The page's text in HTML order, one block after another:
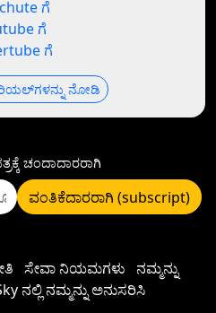
ಗೆ
ಗೆ
ಗೆ
ನೋಡಿ
ಚಂದಾದಾರರಾಗಿ
ವಂತಿಕೆದಾರರಾಗಿ (subscript)
ಸೇವಾ ನಿಯಮಗಳು ನಮ್ಮನ್ನು
ನಲ್ಲಿ ನಮ್ಮನ್ನು ಅನುಸರಿಸಿ